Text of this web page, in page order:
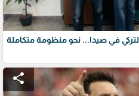
في صيدا... نحو منظومة متكاملة
share